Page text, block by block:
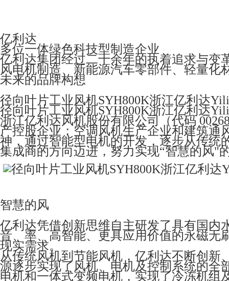
亿利达
多位一体绿色科技型制造企业
亿利达集团经过二十余年的执着追求与变
风电机制造、新能源汽车零部件、轻量
未来的品牌构想
径向叶片工业风机SYH800K浙江亿利达
径向叶片工业风机SYH800K浙江亿利达
浙江亿利达风机股份有限公司（代码
产控股企业；空调风机生产企业和建筑通
神，通过智能型电机的开发，逐步从传统
集成商的方向迈进，努力实现“智慧的风"
智慧的风
亿利达凭借创新思维自主研发了具有国内
音、率、高智能、更具应用价值的永磁无
现实需求。
从传统风机到节能风机，亿利达不断创
源逐步实现了风机、电机及控制系统的全
电机和一体式变频电机，实现了冷冻机组